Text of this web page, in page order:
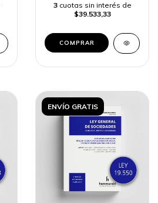
3 cuotas sin interés de
$39.533,33
COMPRAR
ENVÍO GRATIS